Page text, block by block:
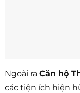
Ngoài ra Căn hộ
các tiện ích hiện